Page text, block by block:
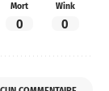
Mort
0
Wink
0